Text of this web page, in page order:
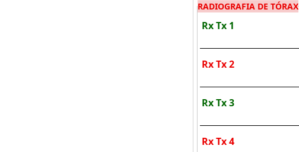
RADIOGRAFIA DE TÓRAX
Rx Tx 1
Rx Tx 2
Rx Tx 3
Rx Tx 4